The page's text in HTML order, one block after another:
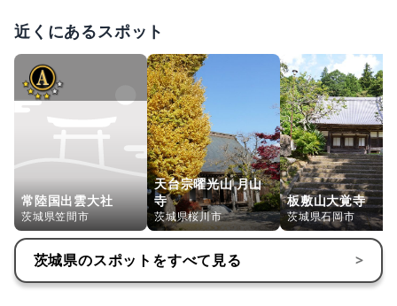
近くにあるスポット
常陸国出雲大社
茨城県笠間市
天台宗曜光山 月山
寺
茨城県桜川市
板敷山大覚寺
茨城県石岡市
茨城県のスポットをすべて見る >